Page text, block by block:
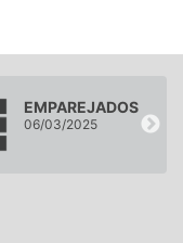
EMPAREJADOS
06/03/2025